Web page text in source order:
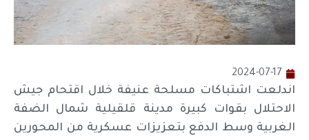
2024-07-17
اندلعت اشتباكات مسلحة عنيفة خلال اقتحام جيش
الاحتلال بقوات كبيرة مدينة قلقيلية شمال الضفة
الغربية وسط الدفع بتعزيزات عسكرية من المحورين